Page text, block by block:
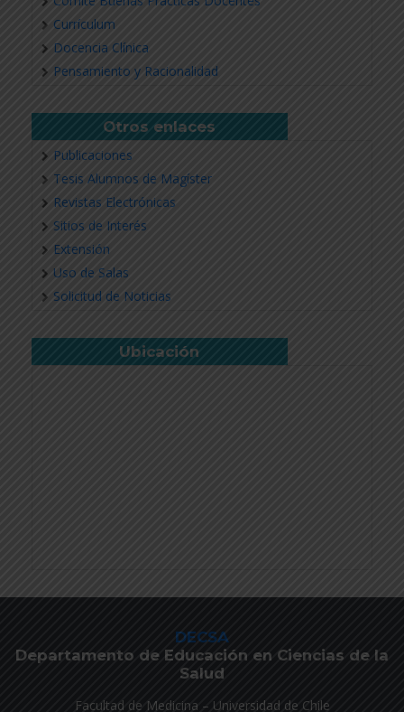
Currículum
Docencia Clínica
Pensamiento y Racionalidad
Otros enlaces
Publicaciones
Tesis Alumnos de Magíster
Revistas Electrónicas
Sitios de Interés
Extensión
Uso de Salas
Solicitud de Noticias
Ubicación
DECSA
Departamento de Educación en Ciencias de la
Salud
Facultad de Medicina – Universidad de Chile